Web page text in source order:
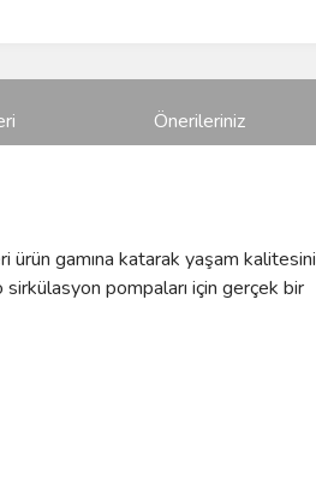
Önerileriniz
ürün gamına katarak yaşam kalitesini
pompaları için gerçek bir